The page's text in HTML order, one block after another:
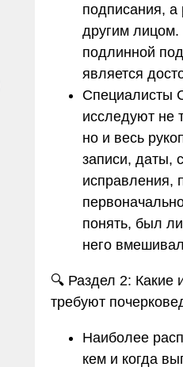
подписания,
другим лицом.
подлинной
является
Специалисты
исследуют не
но и весь
записи, даты,
исправления,
понять, был
него
🔍 Раздел 2: Какие
требуют
Наиболее
кем и когда